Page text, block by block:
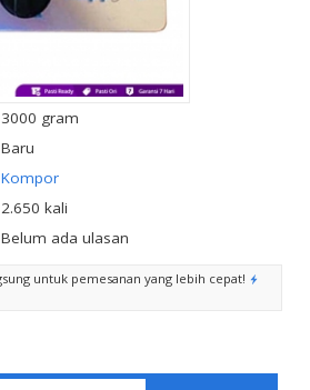
3000 gram
Baru
Kompor
2.650 kali
Belum ada ulasan
untuk pemesanan yang lebih cepat!